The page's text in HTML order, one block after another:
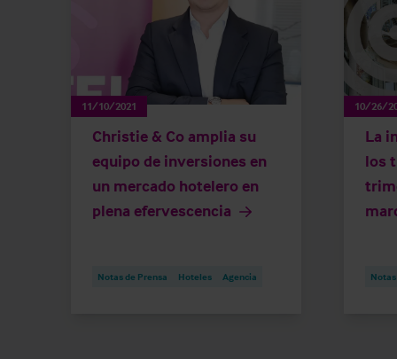
11/10/2021
Christie & Co amplia su
equipo de inversiones en
un mercado hotelero en
plena efervescencia
Notas de Prensa Hoteles Agencia
10/26/
La
los